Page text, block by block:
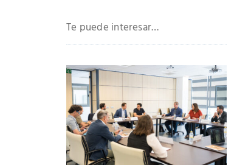
Te puede interesar…